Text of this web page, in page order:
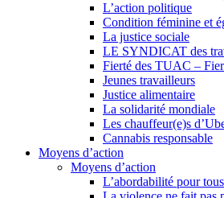
L’action politique
Condition féminine et
La justice sociale
LE SYNDICAT des
Fierté des TUAC –
Jeunes travailleurs
Justice alimentaire
La solidarité mondiale
Les chauffeur(e)s
Cannabis responsable
Moyens d’action
Moyens d’action
L’abordabilité pour tous